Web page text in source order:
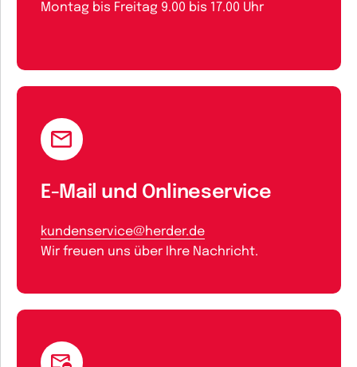
Montag bis Freitag 9.00 bis 17.00 Uhr
E-Mail und Onlineservice
kundenservice@herder.de
Wir freuen uns über Ihre Nachricht.